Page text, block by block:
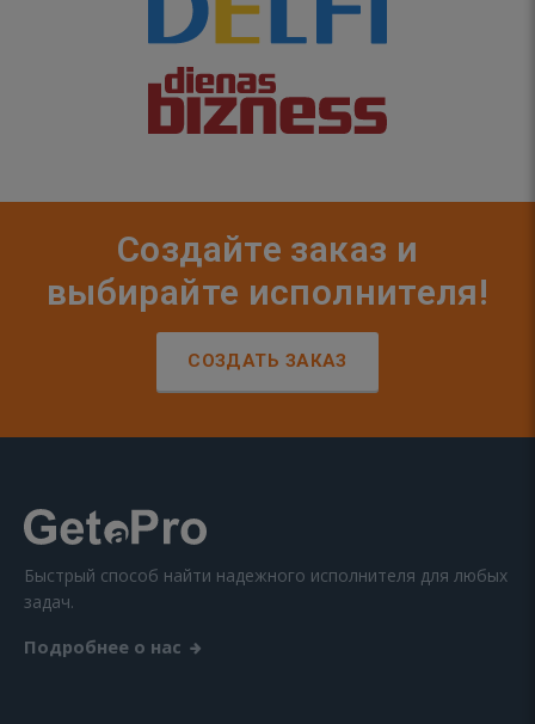
Создайте заказ и
выбирайте исполнителя!
СОЗДАТЬ ЗАКАЗ
Быстрый способ найти надежного исполнителя для любых
задач.
Подробнее о нас